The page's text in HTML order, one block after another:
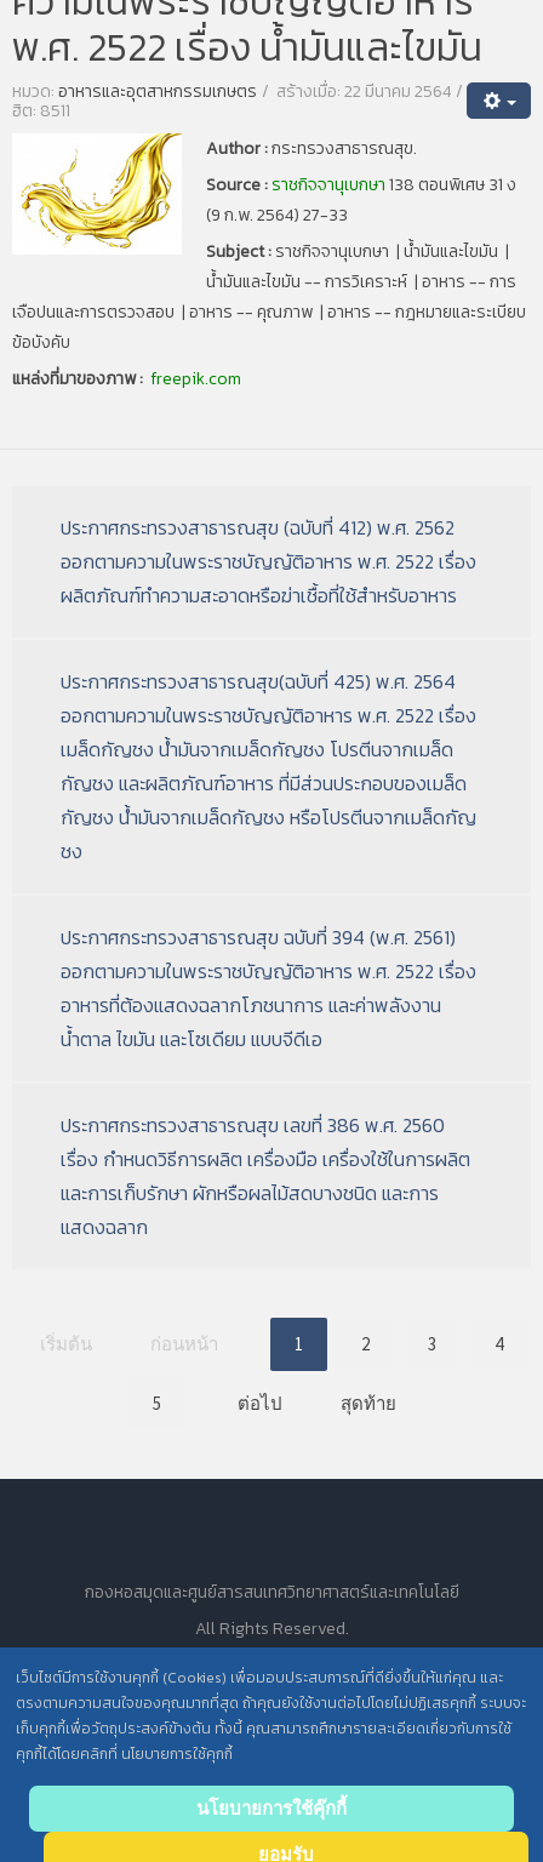
พ.ศ. 2522 เรื่อง น้ำมันและไขมัน
หมวด:อาหารและอุตสาหกรรมเกษตร สร้างเมื่อ: 22 มีนาคม 2564
ฮิต: 8511
Author :กระทรวงสาธารณสุข.
Source :ราชกิจจานุเบกษา138 ตอนพิเศษ 31 ง
(9 ก.พ. 2564) 27-33
Subject :ราชกิจจานุเบกษา | น้ำมันและไขมัน |
น้ำมันและไขมัน -- การวิเคราะห์ | อาหาร -- การ
เจือปนและการตรวจสอบ | อาหาร -- คุณภาพ | อาหาร -- กฎหมายและระเบียบ
ข้อบังคับ
แหล่งที่มาของภาพ : freepik.com
ประกาศกระทรวงสาธารณสุข (ฉบับที่ 412) พ.ศ. 2562
ออกตามความในพระราชบัญญัติอาหาร พ.ศ. 2522 เรื่อง
ผลิตภัณฑ์ทำความสะอาดหรือฆ่าเชื้อที่ใช้สำหรับอาหาร
ประกาศกระทรวงสาธารณสุข(ฉบับที่ 425) พ.ศ. 2564
ออกตามความในพระราชบัญญัติอาหาร พ.ศ. 2522 เรื่อง
เมล็ดกัญชง น้ํามันจากเมล็ดกัญชง โปรตีนจากเมล็ด
กัญชง และผลิตภัณฑ์อาหาร ที่มีส่วนประกอบของเมล็ด
กัญชง น้ํามันจากเมล็ดกัญชง หรือโปรตีนจากเมล็ดกัญ
ชง
ประกาศกระทรวงสาธารณสุข ฉบับที่ 394 (พ.ศ. 2561)
ออกตามความในพระราชบัญญัติอาหาร พ.ศ. 2522 เรื่อง
อาหารที่ต้องแสดงฉลากโภชนาการ และค่าพลังงาน
น้ำตาล ไขมัน และโซเดียม แบบจีดีเอ
ประกาศกระทรวงสาธารณสุข เลขที่ 386 พ.ศ. 2560
เรื่อง กําหนดวิธีการผลิต เครื่องมือ เครื่องใช้ในการผลิต
และการเก็บรักษา ผักหรือผลไม้สดบางชนิด และการ
แสดงฉลาก
เริ่มต้น ก่อนหน้า 1 2 3 4
5 ต่อไป สุดท้าย
เว็บไซต์มีการใช้งานคุกกี้ (Cookies) เพื่อมอบประสบการณ์ที่ดียิ่งขึ้นให้แก่คุณ และ
ตรงตามความสนใจของคุณมากที่สุด ถ้าคุณยังใช้งานต่อไปโดยไม่ปฏิเสธคุกกี้ ระบบจะ
เก็บคุกกี้เพื่อวัตถุประสงค์ข้างต้น ทั้งนี้ คุณสามารถศึกษารายละเอียดเกี่ยวกับการใช้
คุกกี้ได้โดยคลิกที่ นโยบายการใช้คุกกี้
นโยบายการใช้คุ๊กกี้
ยอมรับ
กองหอสมุดและศูนย์สารสนเทศวิทยาศาสตร์และเทคโนโลยี
All Rights Reserved.
นโยบายการคุ้มครองข้อมูลส่วนบุคคล วศ. /
ประกาศความเป็นส่วนตัว (Privacy Notice) สำหรับการบริการสารสนเทศ